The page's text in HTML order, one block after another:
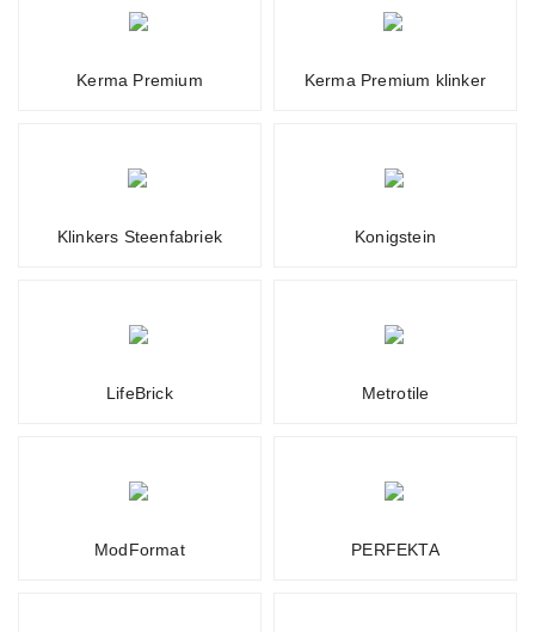
Kerma Premium Kerma Premium klinker
Klinkers Steenfabriek Konigstein
LifeBrick Metrotile
ModFormat PERFEKTA